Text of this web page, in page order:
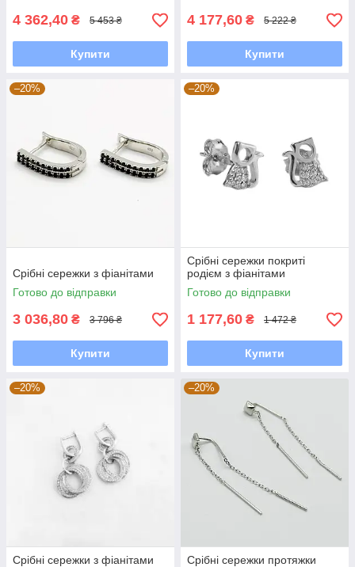
4 362,40 ₴ 5 453 ₴
Купити
4 177,60 ₴ 5 222 ₴
Купити
–20%
Срібні сережки з фіанітами
Готово до відправки
3 036,80 ₴ 3 796 ₴
Купити
–20%
Срібні сережки покриті
родієм з фіанітами
Готово до відправки
1 177,60 ₴ 1 472 ₴
Купити
–20%
Срібні сережки з фіанітами
–20%
Срібні сережки протяжки